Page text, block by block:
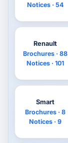
Notices · 54
Renault
Brochures · 88
Notices · 101
Smart
Brochures · 8
Notices · 9